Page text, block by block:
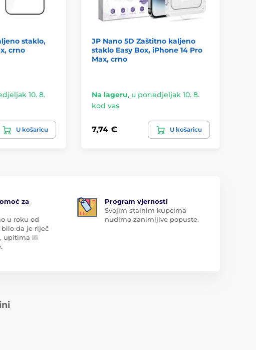
staklo,
crno
10. 8.
U košaricu
JP Nano 5D Zaštitno kaljeno
staklo Easy Box, iPhone 14 Pro
Max, crno
Na lageru, u ponedjeljak 10. 8.
kod vas
7,74 € U košaricu
za
u roku od
da je riječ
upitima ili
Program vjernosti
Svojim stalnim kupcima
nudimo zanimljive popuste.